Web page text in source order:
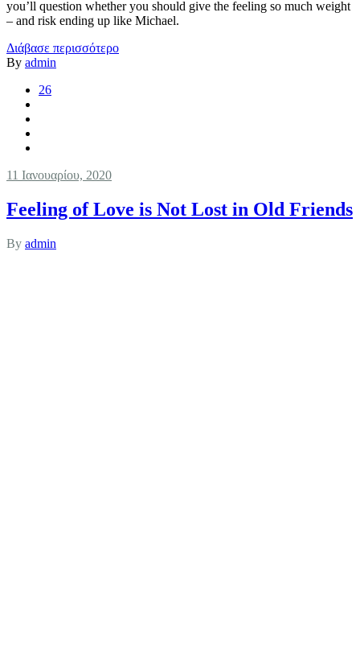
you’ll question whether you should give the feeling so much weight
– and risk ending up like Michael.
Διάβασε περισσότερο
By admin
26
11 Ιανουαρίου, 2020
Feeling of Love is Not Lost in Old Friends
By admin